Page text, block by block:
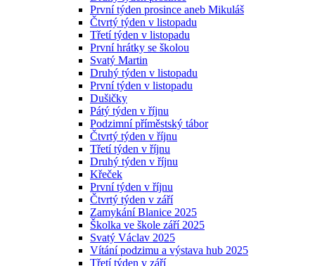
První týden prosince aneb Mikuláš
Čtvrtý týden v listopadu
Třetí týden v listopadu
První hrátky se školou
Svatý Martin
Druhý týden v listopadu
První týden v listopadu
Dušičky
Pátý týden v říjnu
Podzimní příměstský tábor
Čtvrtý týden v říjnu
Třetí týden v říjnu
Druhý týden v říjnu
Křeček
První týden v říjnu
Čtvrtý týden v září
Zamykání Blanice 2025
Školka ve škole září 2025
Svatý Václav 2025
Vítání podzimu a výstava hub 2025
Třetí týden v září